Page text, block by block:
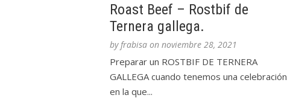
Roast Beef – Rostbif de
Ternera gallega.
byfrabisa on noviembre 28, 2021
Preparar un ROSTBIF DE TERNERA
GALLEGA cuando tenemos una celebración
en la que...